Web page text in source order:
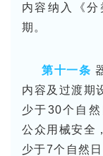
内容纳入《
期。
第十一条
内容及过渡期
少于30个自
公众用械安全
少于7个自然日